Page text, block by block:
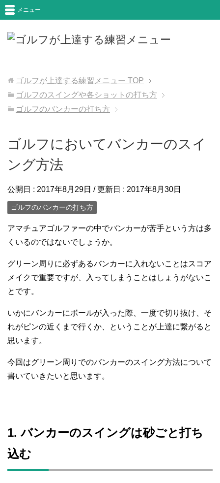
メニュー
ゴルフが上達する練習メニュー TOP
ゴルフのスイングや各ショットの打ち方
ゴルフのバンカーの打ち方
ゴルフにおいてバンカーのスイ
ング方法
公開日 : 2017年8月29日 / 更新日 : 2017年8月30日
ゴルフのバンカーの打ち方
アマチュアゴルファーの中でバンカーが苦手という方は多
くいるのではないでしょうか。
グリーン周りに必ずあるバンカーに入れないことはスコア
メイクで重要ですが、入ってしまうことはしょうがないこ
とです。
いかにバンカーにボールが入った際、一度で切り抜け、そ
れがピンの近くまで行くか、ということが上達に繋がると
思います。
今回はグリーン周りでのバンカーのスイング方法について
書いていきたいと思います。
1. バンカーのスイングは砂ごと打ち
込む